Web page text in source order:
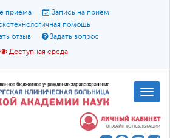
приема
Запись на прием
помощь
отзыв
Задать вопрос
Доступная среда
A A A
ЛИЧНЫЙ КАБИНЕТ
ОНЛАЙН КОНСУЛЬТАЦИИ